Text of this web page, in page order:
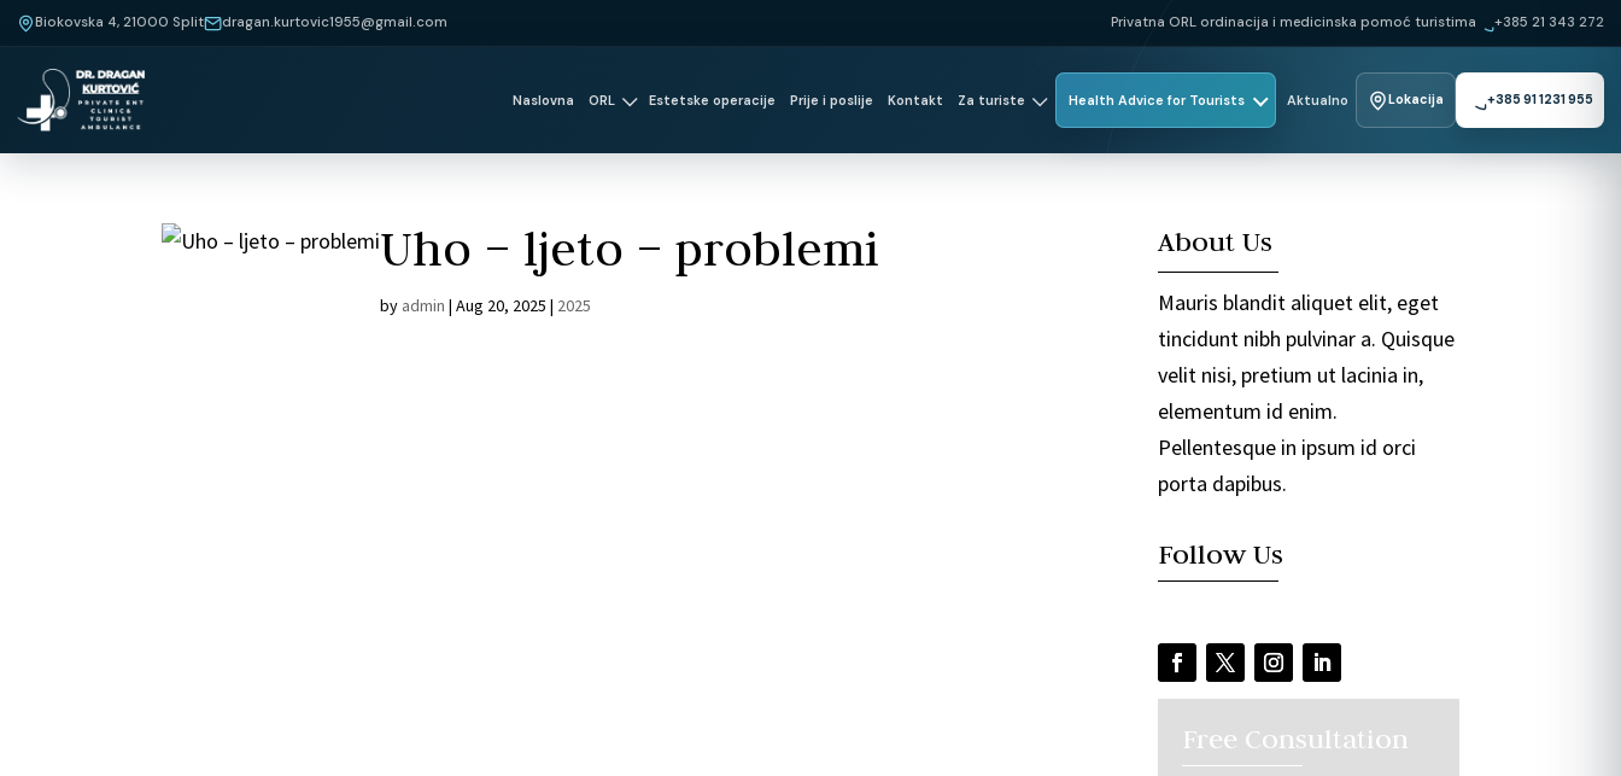
Biokovska 4, 21000 Split dragan.kurtovic1955@gmail.com Privatna ORL ordinacija i medicinska pomoć turistima +385 21 343 272
Naslovna ORL Estetske operacije Prije i poslije Kontakt Za turiste Health Advice for Tourists Aktualno Lokacija +385 91 1231 955
Uho – ljeto – problemi
by admin |Aug 20, 2025 | 2025
About Us
Mauris blandit aliquet elit, eget
tincidunt nibh pulvinar a. Quisque
velit nisi, pretium ut lacinia in,
elementum id enim.
Pellentesque in ipsum id orci
porta dapibus.
Follow Us
Free Consultation